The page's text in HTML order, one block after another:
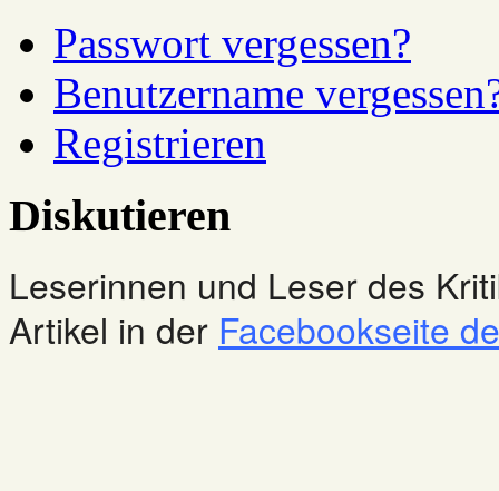
Passwort vergessen?
Benutzername
Registrieren
Diskutieren
Leserinnen und Leser des
Artikel in der Facebookseite